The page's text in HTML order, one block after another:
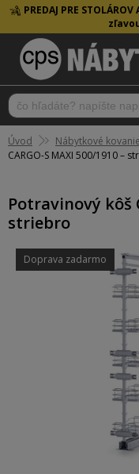
PREDAJ PRE
Úvod Nábytkové kovanie
CARGO-S MAXI 500/1910 –
Potravinový kôš
striebro
Doprava zadarmo